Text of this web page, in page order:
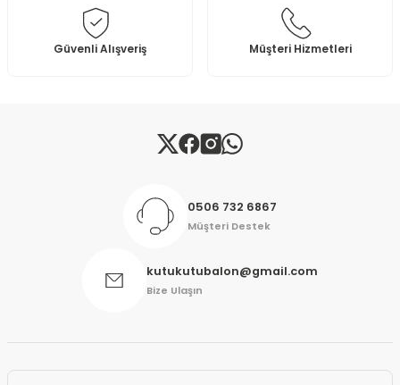
Bu ürüne benzer farklı alternatifler olmalı.
Gönder
Güvenli Alışveriş Müşteri Hizmetleri
0506 732 6867
Müşteri Destek
kutukutubalon@gmail.com
Bize Ulaşın